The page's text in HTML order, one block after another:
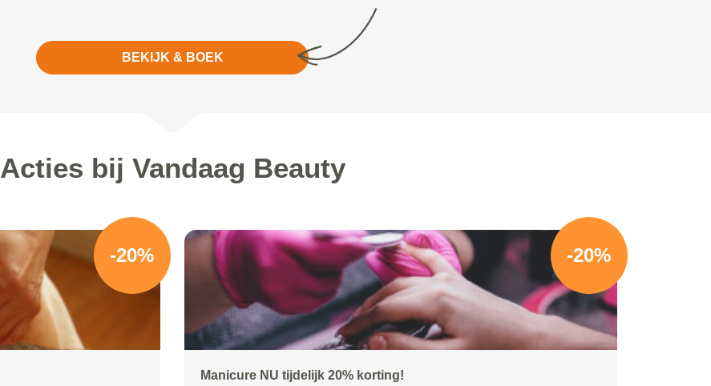
BEKIJK & BOEK
Acties bij Vandaag Beauty
-20% -20%
Manicure NU tijdelijk 20% korting!